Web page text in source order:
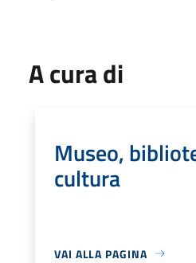
A cura di
Museo,
cultura
VAI ALLA PAGINA